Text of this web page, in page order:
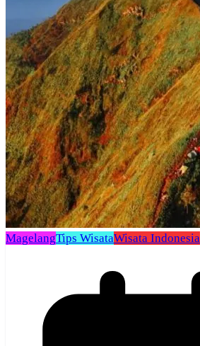
MagelangTips WisataWisata Indonesia